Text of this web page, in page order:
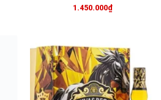
1.450.000₫